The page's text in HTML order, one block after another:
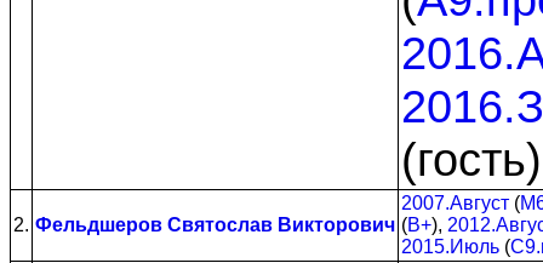
2. Фельдшеров Святослав Викторович
2007.Август (
(B+),
2015.Июль (